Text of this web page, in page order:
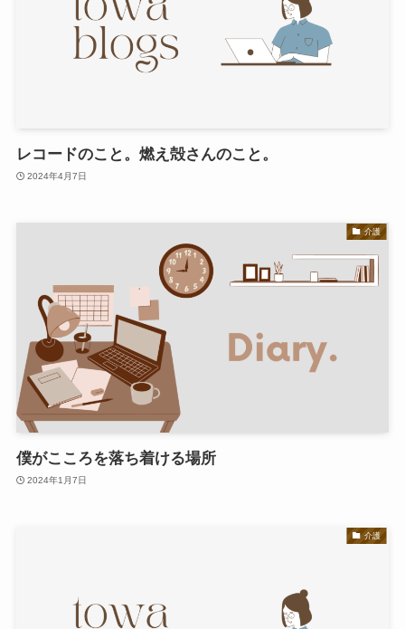
レコードのこと。燃え殻さんのこと。
2024年4月7日
介護
僕がこころを落ち着ける場所
2024年1月7日
介護